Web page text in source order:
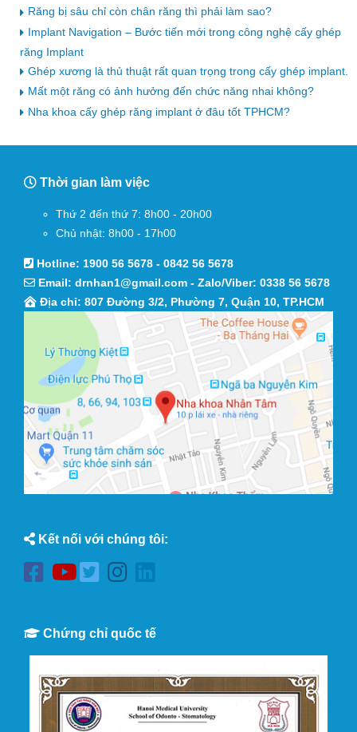
Răng bị sâu chỉ còn chân răng thì phải làm sao?
Implant Navigation – Bước tiến mới trong công nghệ cấy ghép
răng Implant
Ghép xương là thủ thuật rất quan trọng trong cấy ghép implant.
Mất một răng có ảnh hưởng đến chức năng nhai không?
Nha khoa cấy ghép răng implant ở đâu tốt TPHCM?
Thời gian làm việc
Thứ 2 đến thứ 7: 8h00 - 20h00
Chủ nhật: 8h00 - 17h00
Hotline: 1900 56 5678 - 0842 56 5678
Email: drnhan1@gmail.com - Zalo/Viber: 0338 56 5678
Địa chỉ: 807 Đường 3/2, Phường 7, Quận 10, TP.HCM
Kết nối với chúng tôi:
Chứng chỉ quốc tế